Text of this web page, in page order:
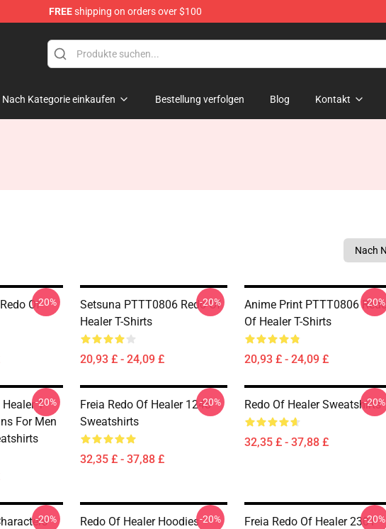
FREEshipping on orders over $100
Nach Kategorie einkaufen Bestellung verfolgen Blog Kontakt
Of-20%
Setsuna PTTT0806 Redo Of
Healer T-Shirts
20,93 £ - 24,09 £
-20%
Anime Print PTTT0806 Redo
Of Healer T-Shirts
20,93 £ - 24,09 £
-20%
T-
For Men
-20%
Freia Redo Of Healer 1248
Sweatshirts
32,35 £ - 37,88 £
-20% Redo Of Healer Sweatshirts
32,35 £ - 37,88 £
-20%
-20% Redo Of Healer Hoodies-20%
Freia Redo Of Healer 2301-20%